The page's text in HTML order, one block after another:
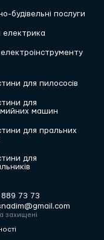
будівельні послуги
електрика
для пилососів
для
машин
для пральних
для
73 73
захищені